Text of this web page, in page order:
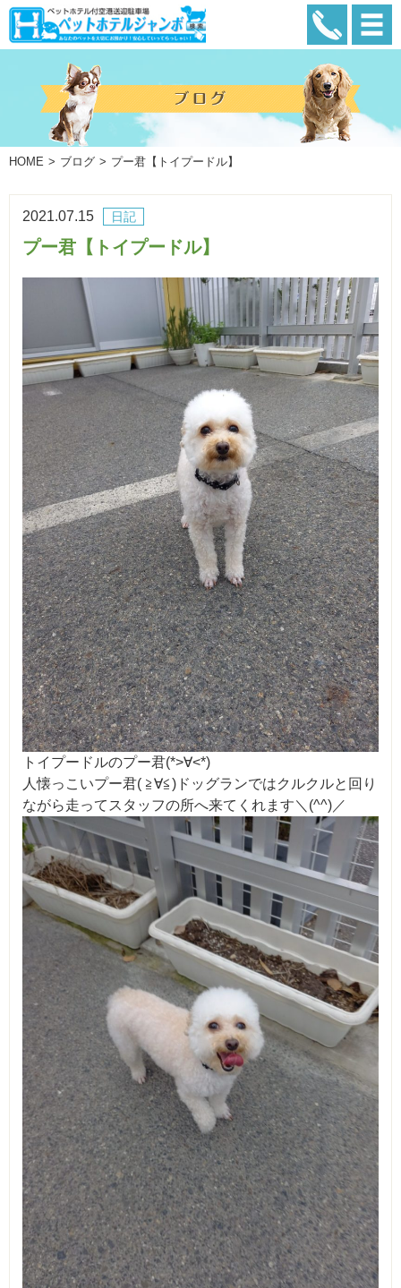
HOME ブログ プー君【トイプードル】
日記
2021.07.15
プー君【トイプードル】
トイプードルのプー君(*>∀<*)
人懐っこいプー君( ≧∀≦)ドッグランではクルクルと回り
ながら走ってスタッフの所へ来てくれます＼(^^)／